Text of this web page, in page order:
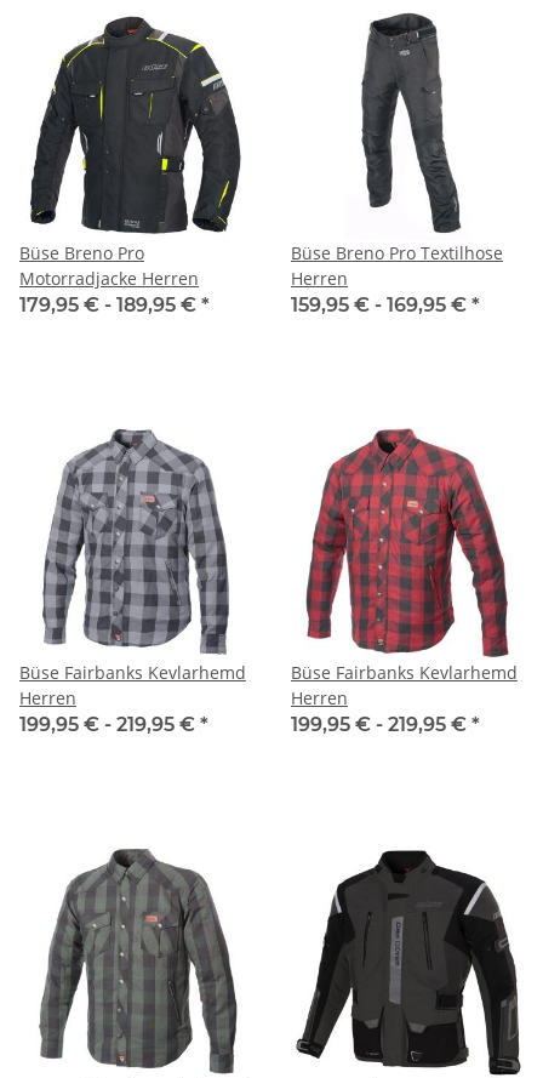
Büse Breno Pro
Motorradjacke Herren
179,95 € - 189,95 € *
Büse Breno Pro Textilhose
Herren
159,95 € - 169,95 € *
Büse Fairbanks Kevlarhemd
Herren
199,95 € - 219,95 € *
Büse Fairbanks Kevlarhemd
Herren
199,95 € - 219,95 € *